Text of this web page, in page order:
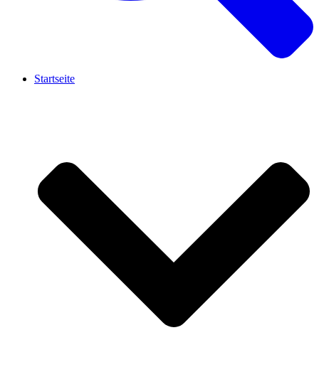
Startseite